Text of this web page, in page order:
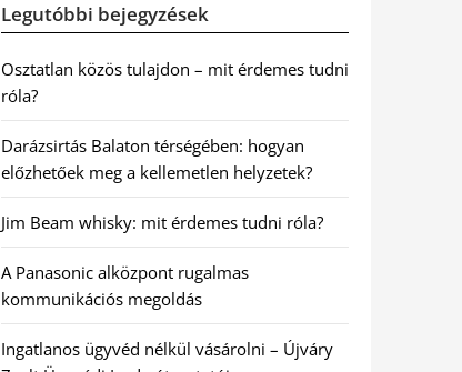
Legutóbbi bejegyzések
Osztatlan közös tulajdon – mit érdemes tudni
róla?
Darázsirtás Balaton térségében: hogyan
előzhetőek meg a kellemetlen helyzetek?
Jim Beam whisky: mit érdemes tudni róla?
A Panasonic alközpont rugalmas
kommunikációs megoldás
Ingatlanos ügyvéd nélkül vásárolni – Újváry